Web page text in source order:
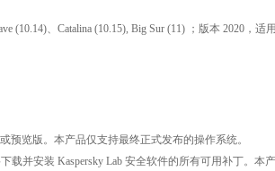
(10.14)、Catalina (10.15), Big Sur (11) ；版本 2020，适
预览版。本产品仅支持最终正式发布的操作系统。
载并安装 Kaspersky Lab 安全软件的所有可用补丁。本